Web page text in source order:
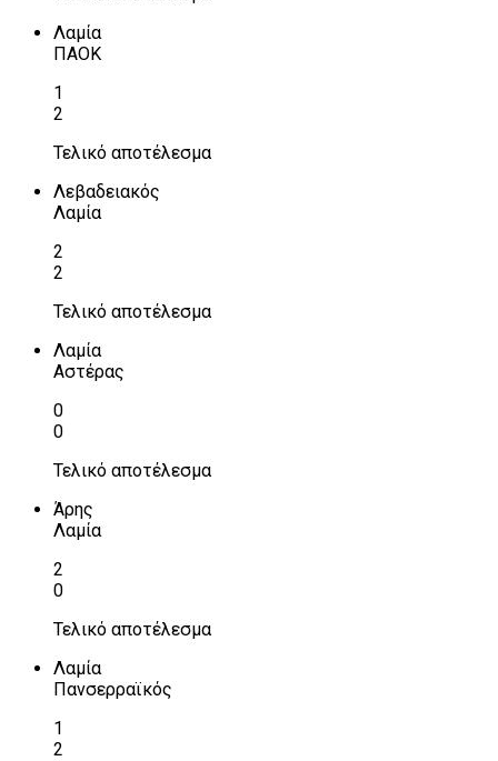
Λαμία
ΠΑΟΚ
1
2
Τελικό αποτέλεσμα
Λεβαδειακός
Λαμία
2
2
Τελικό αποτέλεσμα
Λαμία
Αστέρας
0
0
Τελικό αποτέλεσμα
Άρης
Λαμία
2
0
Τελικό αποτέλεσμα
Λαμία
Πανσερραϊκός
1
2